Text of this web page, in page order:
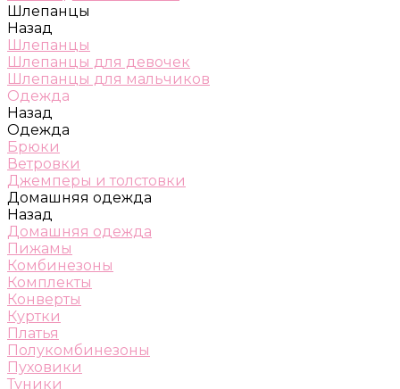
Шлепанцы
Назад
Шлепанцы
Шлепанцы для девочек
Шлепанцы для мальчиков
Одежда
Назад
Одежда
Брюки
Ветровки
Джемперы и толстовки
Домашняя одежда
Назад
Домашняя одежда
Пижамы
Комбинезоны
Комплекты
Конверты
Куртки
Платья
Полукомбинезоны
Пуховики
Туники